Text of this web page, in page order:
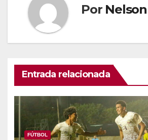
Por
Entrada relacionada
FÚTBOL